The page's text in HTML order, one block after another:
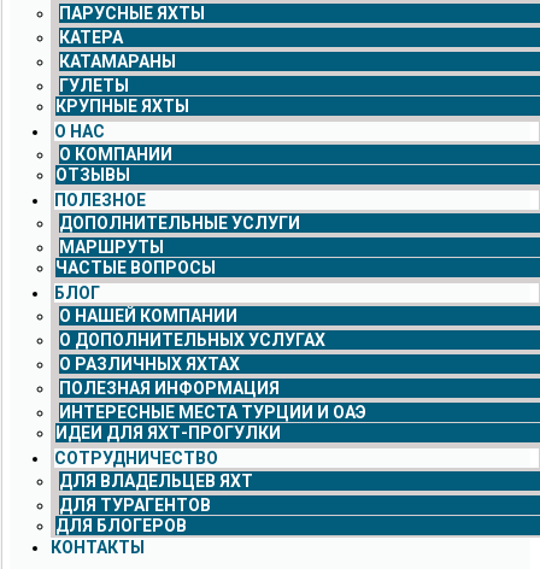
ПАРУСНЫЕ ЯХТЫ
КАТЕРА
КАТАМАРАНЫ
ГУЛЕТЫ
КРУПНЫЕ ЯХТЫ
О НАС
О КОМПАНИИ
ОТЗЫВЫ
ПОЛЕЗНОЕ
ДОПОЛНИТЕЛЬНЫЕ УСЛУГИ
МАРШРУТЫ
ЧАСТЫЕ ВОПРОСЫ
БЛОГ
О НАШЕЙ КОМПАНИИ
О ДОПОЛНИТЕЛЬНЫХ УСЛУГАХ
О РАЗЛИЧНЫХ ЯХТАХ
ПОЛЕЗНАЯ ИНФОРМАЦИЯ
ИНТЕРЕСНЫЕ МЕСТА ТУРЦИИ И ОАЭ
ИДЕИ ДЛЯ ЯХТ-ПРОГУЛКИ
СОТРУДНИЧЕСТВО
ДЛЯ ВЛАДЕЛЬЦЕВ ЯХТ
ДЛЯ ТУРАГЕНТОВ
ДЛЯ БЛОГЕРОВ
КОНТАКТЫ